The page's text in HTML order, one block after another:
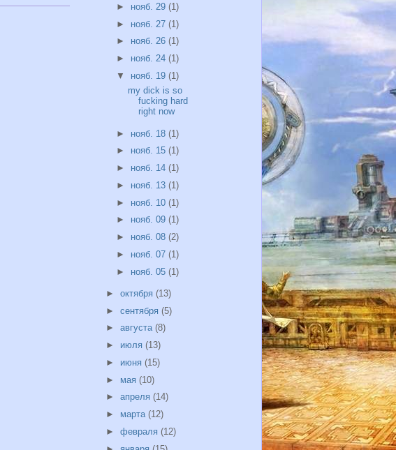
► нояб. 29(1)
► нояб. 27(1)
► нояб. 26(1)
► нояб. 24(1)
▼ нояб. 19(1)
my dick is so
fucking hard
right now
► нояб. 18(1)
► нояб. 15(1)
► нояб. 14(1)
► нояб. 13(1)
► нояб. 10(1)
► нояб. 09(1)
► нояб. 08(2)
► нояб. 07(1)
► нояб. 05(1)
► октября (13)
► сентября (5)
► августа (8)
► июля (13)
► июня (15)
► мая (10)
► апреля (14)
► марта (12)
► февраля (12)